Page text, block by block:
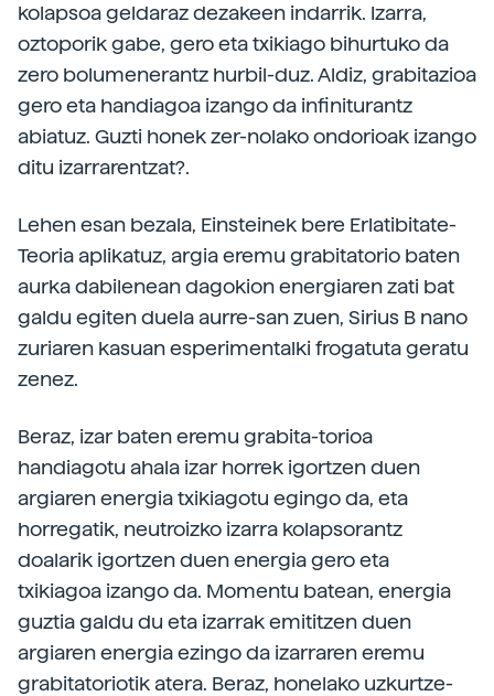
kolapsoa geldaraz dezakeen indarrik. Izarra,
oztoporik gabe, gero eta txikiago bihurtuko da
zero bolumenerantz hurbil-duz. Aldiz, grabitazioa
gero eta handiagoa izango da infiniturantz
abiatuz. Guzti honek zer-nolako ondorioak izango
ditu izarrarentzat?.
Lehen esan bezala, Einsteinek bere Erlatibitate-
Teoria aplikatuz, argia eremu grabitatorio baten
aurka dabilenean dagokion energiaren zati bat
galdu egiten duela aurre-san zuen, Sirius B nano
zuriaren kasuan esperimentalki frogatuta geratu
zenez.
Beraz, izar baten eremu grabita-torioa
handiagotu ahala izar horrek igortzen duen
argiaren energia txikiagotu egingo da, eta
horregatik, neutroizko izarra kolapsorantz
doalarik igortzen duen energia gero eta
txikiagoa izango da. Momentu batean, energia
guztia galdu du eta izarrak emititzen duen
argiaren energia ezingo da izarraren eremu
grabitatoriotik atera. Beraz, honelako uzkurtze-